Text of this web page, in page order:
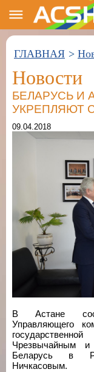
ГЛАВНАЯ >
Новости
БЕЛАРУСЬ И
УКРЕПЛЯЮТ
09.04.2018
В Астане
Управляющего
Чрезвычайным
Беларусь в
Ничкасовым.